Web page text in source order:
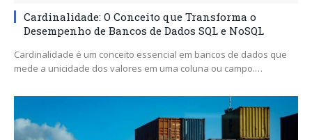
Cardinalidade: O Conceito que Transforma o
Desempenho de Bancos de Dados SQL e NoSQL
Cardinalidade é um conceito essencial em bancos de dados que
mede a unicidade dos valores em uma coluna ou campo.…